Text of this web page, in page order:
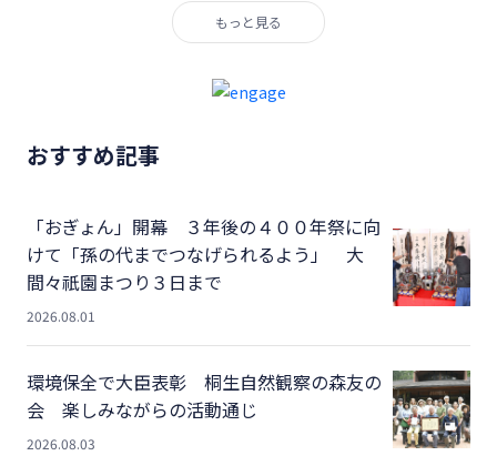
もっと見る
おすすめ記事
「おぎょん」開幕 ３年後の４００年祭に向
けて「孫の代までつなげられるよう」 大
間々祇園まつり３日まで
2026.08.01
環境保全で大臣表彰 桐生自然観察の森友の
会 楽しみながらの活動通じ
2026.08.03